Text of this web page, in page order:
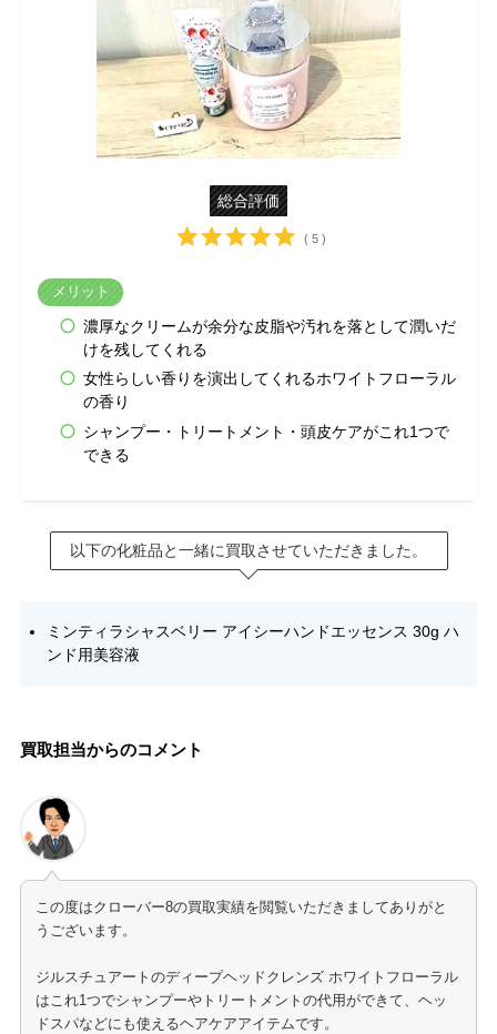
総合評価
( 5 )
メリット
濃厚なクリームが余分な皮脂や汚れを落として潤いだ
けを残してくれる
女性らしい香りを演出してくれるホワイトフローラル
の香り
シャンプー・トリートメント・頭皮ケアがこれ1つで
できる
以下の化粧品と一緒に買取させていただきました。
ミンティラシャスベリー アイシーハンドエッセンス 30g ハ
ンド用美容液
買取担当からのコメント
この度はクローバー8の買取実績を閲覧いただきましてありがと
うございます。
ジルスチュアートのディープヘッドクレンズ ホワイトフローラル
はこれ1つでシャンプーやトリートメントの代用ができて、ヘッ
ドスパなどにも使えるヘアケアアイテムです。